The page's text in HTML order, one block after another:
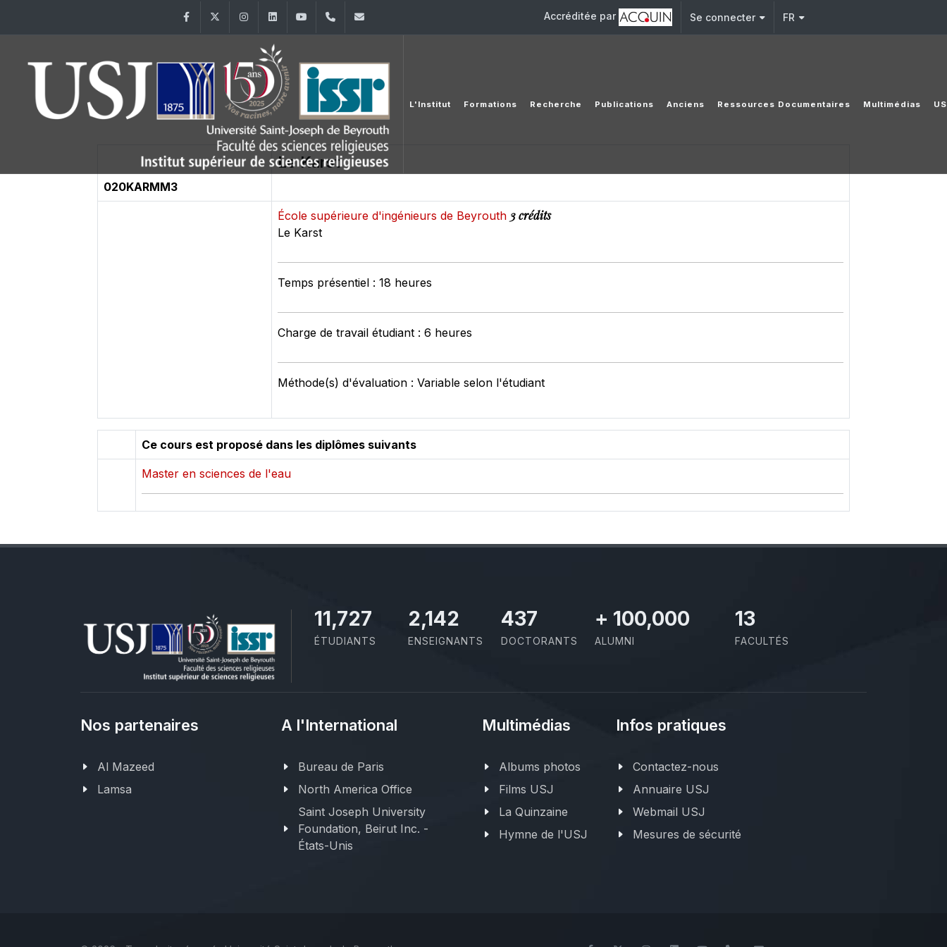
FacebookTwitter InstagramLinkedInYouTube+961 (1) 421 581 Accréditée par Se connecter FR
L'Institut Formations Recherche Publications Anciens Ressources Documentaires Multimédias
020KARMM3
Le Karst
École supérieure d'ingénieurs de Beyrouth 3 crédits
Le Karst
Temps présentiel : 18 heures
Charge de travail étudiant : 6 heures
Méthode(s) d'évaluation : Variable selon l'étudiant
Ce cours est proposé dans les diplômes suivants
Master en sciences de l'eau
11,727
ÉTUDIANTS
2,142
ENSEIGNANTS
437
DOCTORANTS
+ 100,000
ALUMNI
13
FACULTÉS
Nos partenaires
Al Mazeed
Lamsa
A l'International
Bureau de Paris
North America Office
Saint Joseph University
Foundation, Beirut Inc. -
États-Unis
Multimédias
Albums photos
Films USJ
La Quinzaine
Hymne de l'USJ
Infos pratiques
Contactez-nous
Annuaire USJ
Webmail USJ
Mesures de sécurité